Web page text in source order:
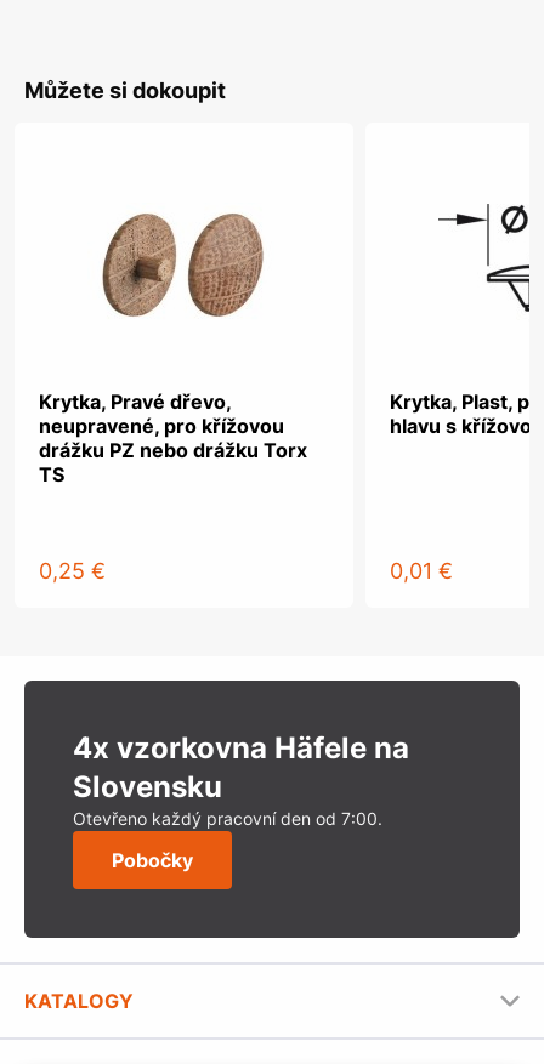
Můžete si dokoupit
Krytka, Pravé dřevo,
neupravené, pro křížovou
drážku PZ nebo drážku Torx
TS
0,25 €
Krytka, Plast,
hlavu s
0,01 €
4x vzorkovna Häfele na
Slovensku
Otevřeno každý pracovní den od 7:00.
Pobočky
KATALOGY